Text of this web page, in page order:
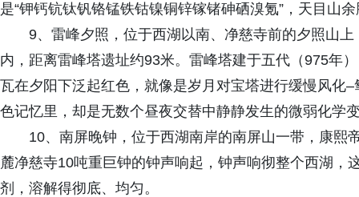
是“钾钙钪钛钒铬锰铁钴镍铜锌镓锗砷硒溴氪”，天目山
9、雷峰夕照，位于西湖以南、净慈寺前的夕照山
内，距离雷峰塔遗址约93米。雷峰塔建于五代（975年
瓦在夕阳下泛起红色，就像是岁月对宝塔进行缓慢风化
色记忆里，却是无数个昼夜交替中静静发生的微弱化学
10、南屏晚钟，位于西湖南岸的南屏山一带，康熙
麓净慈寺10吨重巨钟的钟声响起，钟声响彻整个西湖，
剂，溶解得彻底、均匀。